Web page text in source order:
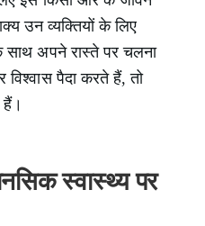
उन व्यक्तियों के लिए
साथ अपने रास्ते पर चलना
पैदा करते हैं, तो
स्वास्थ्य पर